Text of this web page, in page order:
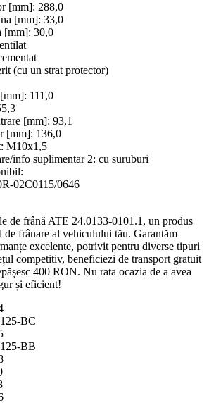
[mm]: 288,0
[mm]: 33,0
[mm]: 30,0
(cu un strat protector)
111,0
[mm]: 93,1
[mm]: 136,0
M10x1,5
info suplimentar 2: cu suruburi
02C0115/0646
de frână ATE 24.0133-0101.1, un produs
de frânare al vehiculului tău. Garantăm
excelente, potrivit pentru diverse tipuri
competitiv, beneficiezi de transport gratuit
400 RON. Nu rata ocazia de a avea
și eficient!
BC
BB